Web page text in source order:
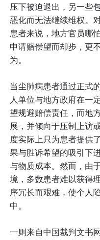
压下被迫退出，另一些
恶化而无法继续维权。
患者来说，地方官员哪
申请赔偿望而却步，更
为。
当尘肺病患者通过正式
人单位与地方政府在一
望规避赔偿责任，而地
展，并倾向于压制上访
度实际上只为患者提供
果与胜诉希望的吸引下
与物质成本。然而，由
境，多数患者难以获得
序冗长而艰难，使个人
中。
一则来自中国裁判文书